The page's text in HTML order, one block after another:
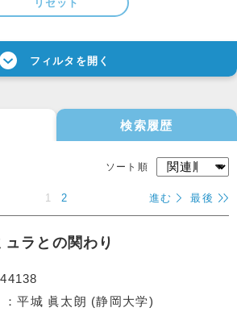
リセット
フィルタを開く
検索履歴
ソート順
1 2 進む 最後
ラとの関わり
平城 眞太朗 (静岡大学)